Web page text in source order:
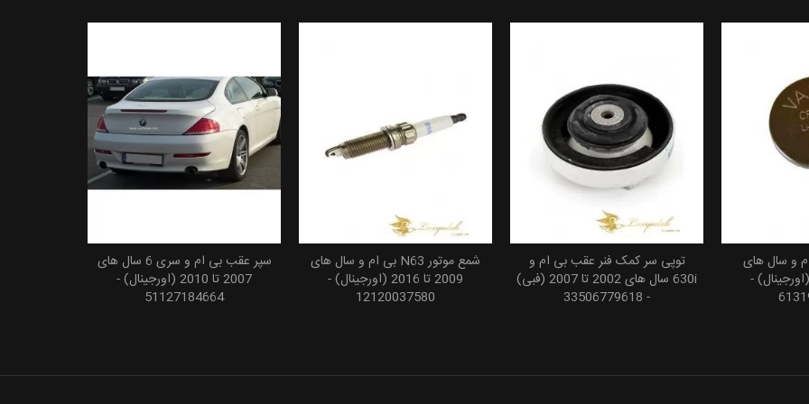
افزودن به سبد خریدسپر عقب بی ام و سری 6 سال های
2007 تا 2010 (اورجینال) -
51127184664
افزودن به سبد خرید
شمع موتور N63 بی ام و سال های
2009 تا 2016 (اورجینال) -
12120037580
افزودن به سبد خرید
توپی سر کمک فنر عقب بی ام و
630i سال های 2002 تا 2007 (فبی)
- 33506779618
و سال های
2009 تا 2016 (اورجینال) -